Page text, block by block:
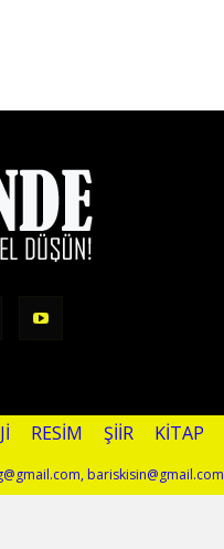
RESIM ŞIIR KITAP
bariskisin@gmail.com